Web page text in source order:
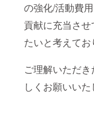
の強化/活動費
貢献に充当させ
たいと考えてお
ご理解いただ
しくお願いいた